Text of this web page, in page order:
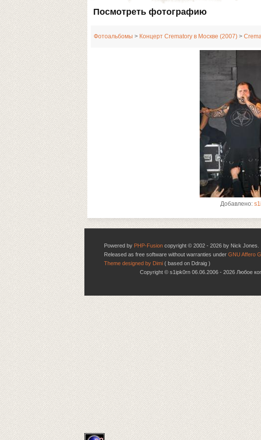
Посмотреть фотографию
Фотоальбомы > Концерт Crematory в Москве (2007) >
Добавлено:
Powered by PHP-Fusion copyright © 2002 - 2026 by Nick Jones.
Released as free software without warranties under GNU Affero
Theme designed by Dimi ( based on Ddraig )
Copyright © s1ipk0rn 06.06.2006 - 2026 Любое